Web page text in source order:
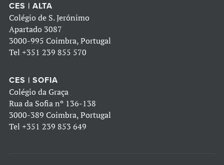
CES | ALTA
Colégio de S. Jerónimo
Apartado 3087
3000-995 Coimbra, Portugal
Tel +351 239 855 570
CES | SOFIA
Colégio da Graça
Rua da Sofia nº 136-138
3000-389 Coimbra, Portugal
Tel +351 239 853 649